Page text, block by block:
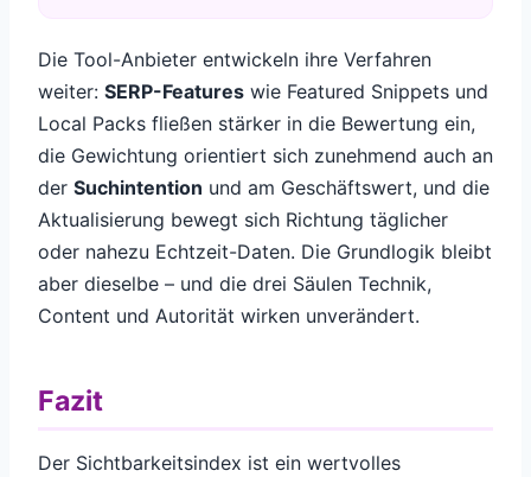
Die Tool-Anbieter entwickeln ihre Verfahren
weiter: SERP-Features wie Featured Snippets und
Local Packs fließen stärker in die Bewertung ein,
die Gewichtung orientiert sich zunehmend auch an
der Suchintention und am Geschäftswert, und die
Aktualisierung bewegt sich Richtung täglicher
oder nahezu Echtzeit-Daten. Die Grundlogik bleibt
aber dieselbe – und die drei Säulen Technik,
Content und Autorität wirken unverändert.
Fazit
Der Sichtbarkeitsindex ist ein wertvolles